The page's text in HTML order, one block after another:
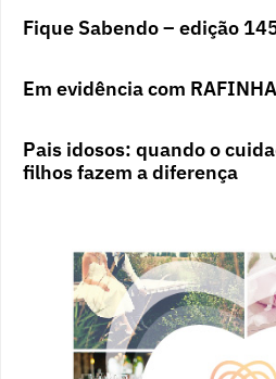
Fique Sabendo – edição
Em evidência com
Pais idosos: quando o
filhos fazem a diferença